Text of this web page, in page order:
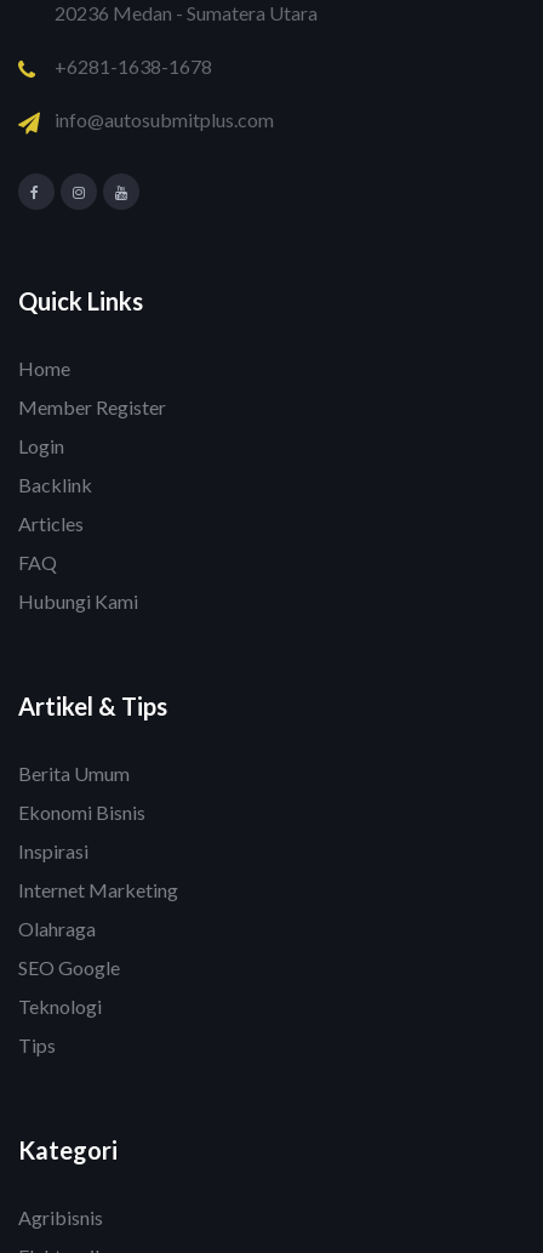
20236 Medan - Sumatera Utara
+6281-1638-1678
info@autosubmitplus.com
Quick Links
Home
Member Register
Login
Backlink
Articles
FAQ
Hubungi Kami
Artikel & Tips
Berita Umum
Ekonomi Bisnis
Inspirasi
Internet Marketing
Olahraga
SEO Google
Teknologi
Tips
Kategori
Agribisnis